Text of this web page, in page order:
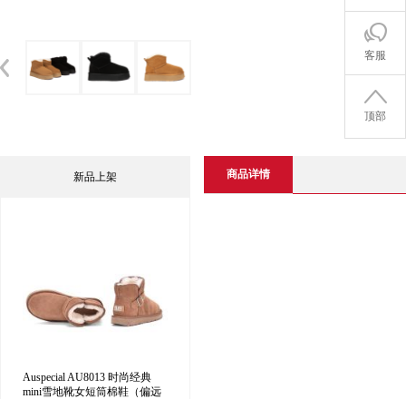
新品上架
Auspecial AU8013 时尚经典
mini雪地靴女短筒棉鞋（偏远
商品详情
客服
顶部